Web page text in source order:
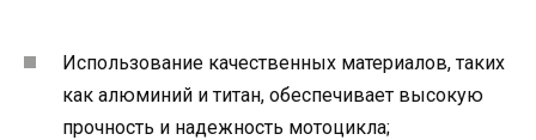
Использование качественных материалов, таких
как алюминий и титан, обеспечивает высокую
прочность и надежность мотоцикла;